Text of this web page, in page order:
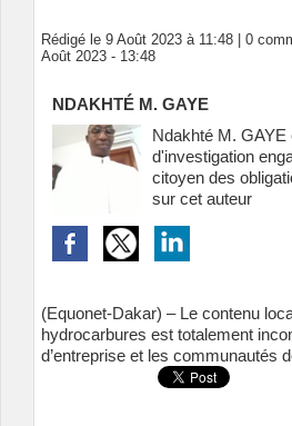
Rédigé le 9 Août 2023 à 11:48 | 0
Août 2023 - 13:48
NDAKHTÉ M. GAYE
Ndakhté M. GAYE
d'investigation
citoyen des
sur cet auteur
(Equonet-Dakar) – Le contenu
hydrocarbures est totalement
d’entreprise et les communautés